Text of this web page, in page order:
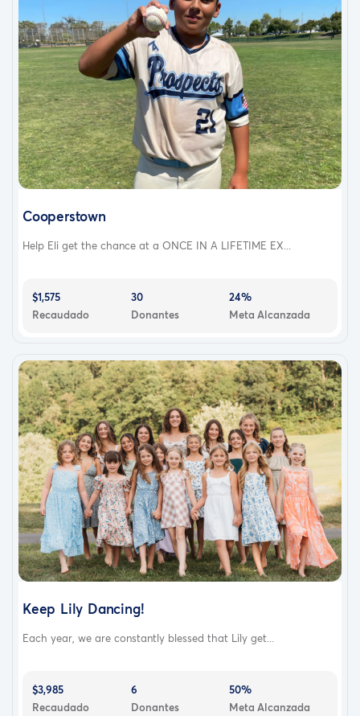
Cooperstown
Help Eli get the chance at a ONCE IN A LIFETIME EX...
$1,575
Recaudado
30
Donantes
24%
Meta Alcanzada
Keep Lily Dancing!
Each year, we are constantly blessed that Lily get...
$3,985
Recaudado
6
Donantes
50%
Meta Alcanzada